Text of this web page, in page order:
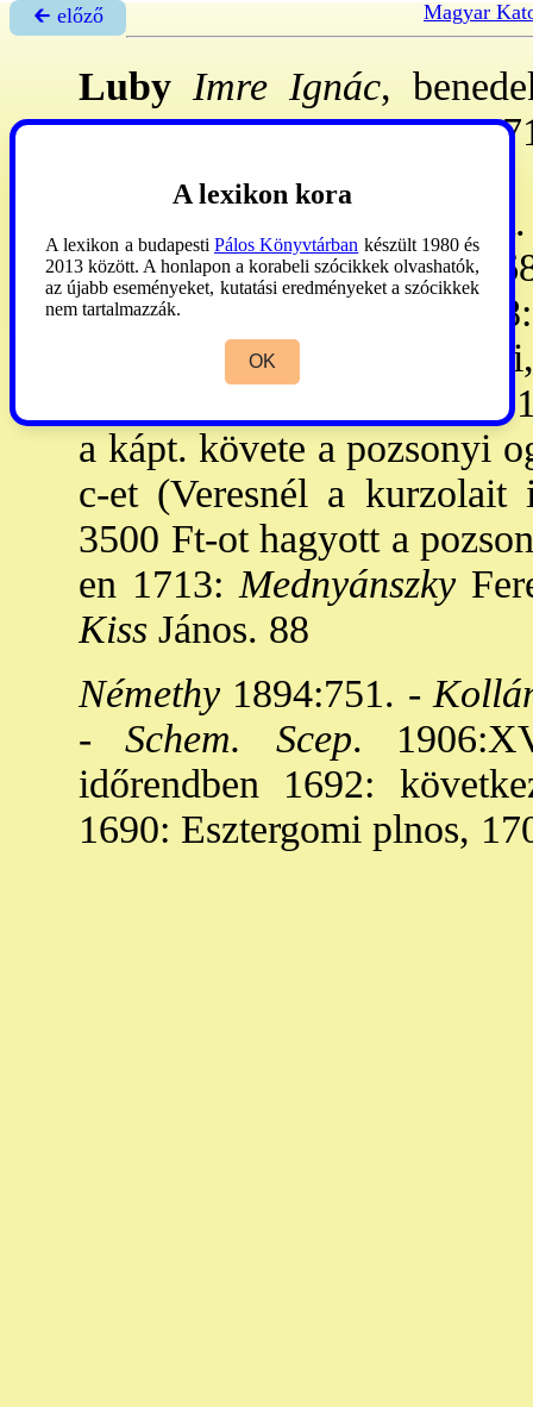
🡰 előző Magyar
Luby Imre Ignác,
1660. aug.-Esztergom?,
Ev. szülőktől
Pozsonyban, Lőcsén
a CGH növ-e lett.
Felsőszeliben, 1690. IV.
plnos, 1692-1712:
knk. és Esztergom
a kápt. követe a pozsonyi
c-et (Veresnél a
3500 Ft-ot hagyott a
en 1713: Mednyánszky
Kiss János. 88
Némethy 1894:751. -
- Schem. Scep.
időrendben 1692:
1690: Esztergomi plnos,
A lexikon kora
A lexikon a budapesti Pálos Könyvtárban készült 1980 és
2013 között. A honlapon a korabeli szócikkek olvashatók,
az újabb eseményeket, kutatási eredményeket a szócikkek
nem tartalmazzák.
OK